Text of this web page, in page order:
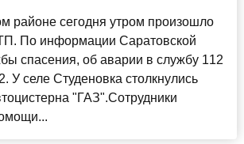
районе сегодня утром произошло
По информации Саратовской
спасения, об аварии в службу 112
У селе Студеновка столкнулись
"ГАЗ".Сотрудники